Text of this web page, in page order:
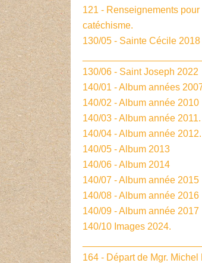
121 - Renseignements pour
catéchisme.
130/05 - Sainte Cécile 2018
130/06 - Saint Joseph 2022
140/01 - Album années
140/02 - Album année 2010
140/03 - Album année 2011.
140/04 - Album année 2012.
140/05 - Album 2013
140/06 - Album 2014
140/07 - Album année 2015
140/08 - Album année 2016
140/09 - Album année 2017
140/10 Images 2024.
164 - Départ de Mgr. Michel